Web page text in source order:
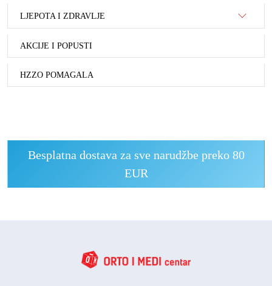
LJEPOTA I ZDRAVLJE
AKCIJE I POPUSTI
HZZO POMAGALA
Besplatna dostava za sve narudžbe preko 80
EUR